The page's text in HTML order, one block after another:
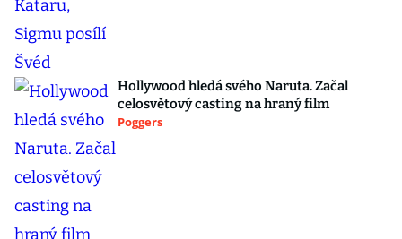
Hollywood hledá svého Naruta. Začal
celosvětový casting na hraný film
Poggers